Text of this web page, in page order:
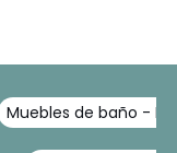
Muebles de baño -